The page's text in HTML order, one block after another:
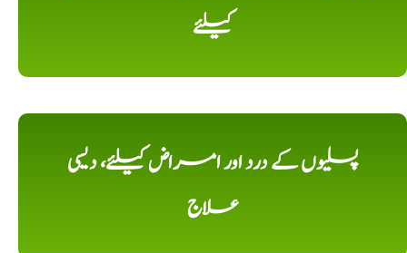
کیلئے
پسلیوں کے درد اور امراض کیلئے، دیسی
علاج